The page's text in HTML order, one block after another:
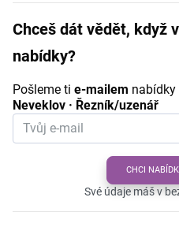
Chceš dát vědět, když
nabídky?
Pošleme ti e-mailem nabídky
Neveklov · Řezník/uzenář
CHCI
Své údaje máš v